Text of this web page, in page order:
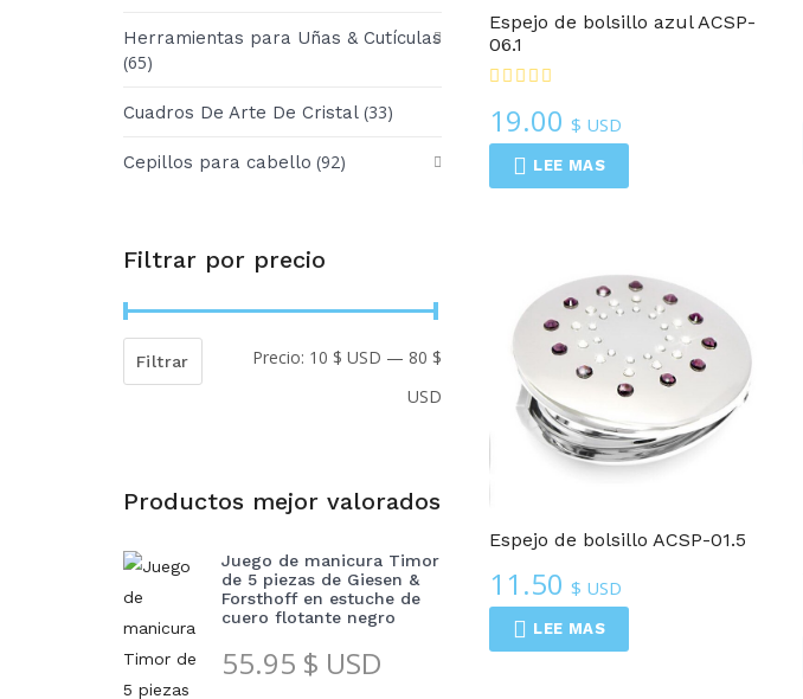
Herramientas para Uñas & Cutículas
(65)
Cuadros De Arte De Cristal (33)
Cepillos para cabello (92)
Filtrar por precio
Filtrar Precio: 10 $ USD — 80 $
USD
Productos mejor valorados
Juego de manicura Timor
de 5 piezas de Giesen &
Forsthoff en estuche de
cuero flotante negro
55.95 $ USD
Espejo de bolsillo azul ACSP-
06.1
19.00 $ USD
LEE MAS
Espejo de bolsillo ACSP-01.5
11.50 $ USD
LEE MAS